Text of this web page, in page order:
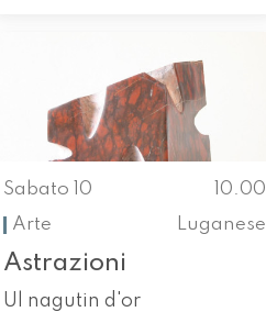
Sabato 10
10.00
Arte
Luganese
Astrazioni
Ul nagutin d'or